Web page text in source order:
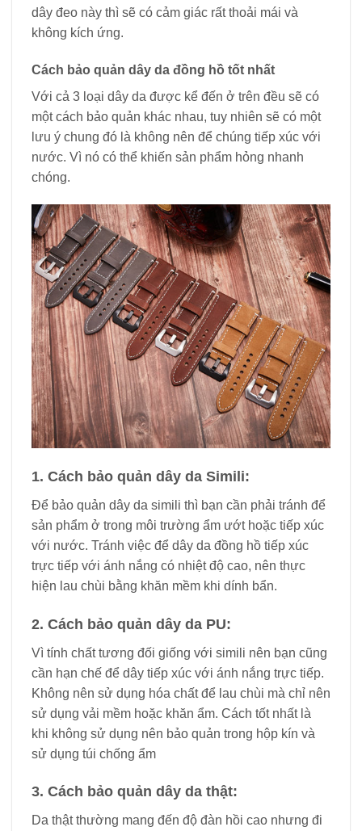
dây đeo này thì sẽ có cảm giác rất thoải mái và
không kích ứng.
Cách bảo quản dây da đồng hồ tốt nhất
Với cả 3 loại dây da được kể đến ở trên đều sẽ có
một cách bảo quản khác nhau, tuy nhiên sẽ có một
lưu ý chung đó là không nên để chúng tiếp xúc với
nước. Vì nó có thể khiến sản phẩm hỏng nhanh
chóng.
1. Cách bảo quản dây da Simili:
Để bảo quản dây da simili thì bạn cần phải tránh để
sản phẩm ở trong môi trường ẩm ướt hoặc tiếp xúc
với nước. Tránh việc để dây da đồng hồ tiếp xúc
trực tiếp với ánh nắng có nhiệt độ cao, nên thực
hiện lau chùi bằng khăn mềm khi dính bẩn.
2. Cách bảo quản dây da PU:
Vì tính chất tương đối giống với simili nên bạn cũng
cần hạn chế để dây tiếp xúc với ánh nắng trực tiếp.
Không nên sử dụng hóa chất để lau chùi mà chỉ nên
sử dụng vải mềm hoặc khăn ẩm. Cách tốt nhất là
khi không sử dụng nên bảo quản trong hộp kín và
sử dụng túi chống ẩm
3. Cách bảo quản dây da thật:
Da thật thường mang đến độ đàn hồi cao nhưng đi